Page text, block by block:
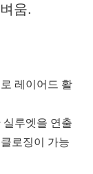
움.
레이어드 활
루엣을 연출
로징이 가능